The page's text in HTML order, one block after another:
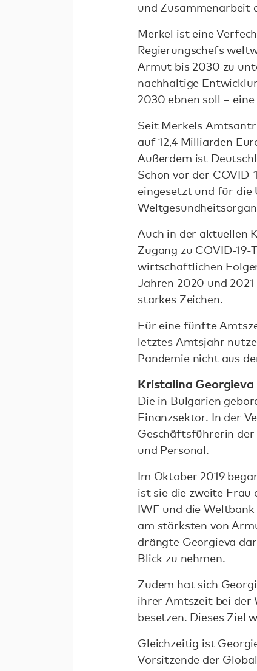
und Zusammenarbeit
Merkel ist eine
Regierungschefs
Armut bis 2030 zu
nachhaltige
2030 ebnen soll –
Seit Merkels
auf 12,4 Milliarden
Außerdem ist
Schon vor der
eingesetzt und für
Auch in der aktuellen
Zugang zu COVID-
wirtschaftlichen
Jahren 2020 und
starkes Zeichen.
Für eine fünfte
letztes Amtsjahr
Pandemie nicht aus
Kristalina Georgieva
Die in Bulgarien
Finanzsektor. In der
Geschäftsführerin
und Personal.
Im Oktober 2019
ist sie die zweite Frau
IWF und die
am stärksten von
drängte Georgieva
Blick zu nehmen.
Zudem hat sich
ihrer Amtszeit bei der
besetzen. Dieses Ziel
Gleichzeitig ist
Vorsitzende der